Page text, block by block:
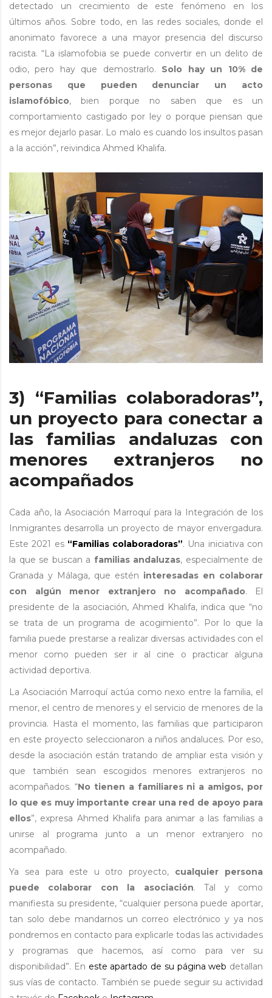
detectado un crecimiento de este fenómeno en los
últimos años. Sobre todo, en las redes sociales, donde el
anonimato favorece a una mayor presencia del discurso
racista. “La islamofobia se puede convertir en un delito de
odio, pero hay que demostrarlo. Solo hay un 10% de
personas que pueden denunciar un acto
islamofóbico, bien porque no saben que es un
comportamiento castigado por ley o porque piensan que
es mejor dejarlo pasar. Lo malo es cuando los insultos pasan
a la acción”, reivindica Ahmed Khalifa.
3) “Familias colaboradoras”,
un proyecto para conectar a
las familias andaluzas con
menores extranjeros no
acompañados
Cada año, la Asociación Marroquí para la Integración de los
Inmigrantes desarrolla un proyecto de mayor envergadura.
Este 2021 es “Familias colaboradoras”. Una iniciativa con
la que se buscan a familias andaluzas, especialmente de
Granada y Málaga, que estén interesadas en colaborar
con algún menor extranjero no acompañado. El
presidente de la asociación, Ahmed Khalifa, indica que “no
se trata de un programa de acogimiento”. Por lo que la
familia puede prestarse a realizar diversas actividades con el
menor como pueden ser ir al cine o practicar alguna
actividad deportiva.
La Asociación Marroquí actúa como nexo entre la familia, el
menor, el centro de menores y el servicio de menores de la
provincia. Hasta el momento, las familias que participaron
en este proyecto seleccionaron a niños andaluces. Por eso,
desde la asociación están tratando de ampliar esta visión y
que también sean escogidos menores extranjeros no
acompañados. “No tienen a familiares ni a amigos, por
lo que es muy importante crear una red de apoyo para
ellos”, expresa Ahmed Khalifa para animar a las familias a
unirse al programa junto a un menor extranjero no
acompañado.
Ya sea para este u otro proyecto, cualquier persona
puede colaborar con la asociación. Tal y como
manifiesta su presidente, “cualquier persona puede aportar,
tan solo debe mandarnos un correo electrónico y ya nos
pondremos en contacto para explicarle todas las actividades
y programas que hacemos, así como para ver su
disponibilidad”. En este apartado de su página web detallan
sus vías de contacto. También se puede seguir su actividad